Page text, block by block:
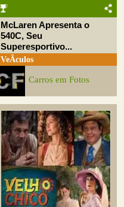
McLaren Apresenta o
540C, Seu
Superesportivo...
VeÃ­culos
Carros em Fotos